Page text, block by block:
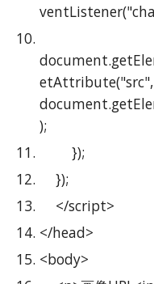
etAttribute("src",
);
        });
    });
    </script>
</head>
<body>